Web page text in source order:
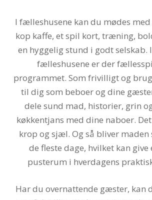
I fælleshusene kan du mødes
kop kaffe, et spil kort, træning,
en hyggelig stund i godt selskab.
fælleshusene er der
programmet. Som frivilligt og
til dig som beboer og dine
dele sund mad, historier, grin
køkkentjans med dine naboer.
krop og sjæl. Og så bliver maden
de fleste dage, hvilket kan
pusterum i hverdagens
Har du overnattende gæster, kan